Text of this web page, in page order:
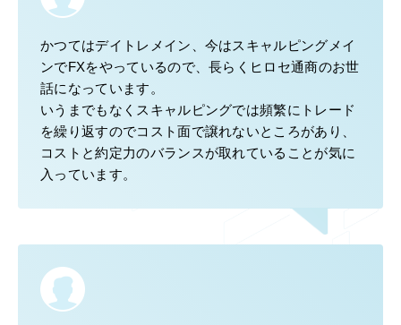
かつてはデイトレメイン、今はスキャルピングメイ
ンでFXをやっているので、長らくヒロセ通商のお世
話になっています。
いうまでもなくスキャルピングでは頻繁にトレード
を繰り返すのでコスト面で譲れないところがあり、
コストと約定力のバランスが取れていることが気に
入っています。